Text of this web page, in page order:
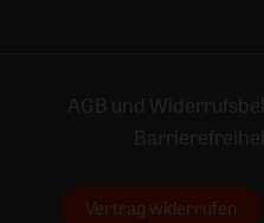
AGB und
Vertrag widerrufen